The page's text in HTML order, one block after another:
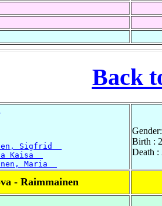
Back
Sigfrid
Kaisa
Maria
Birth :
Death :
- Raimmainen